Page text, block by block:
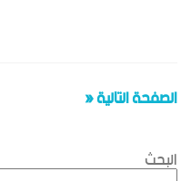
الصفحة التالية «
البحث